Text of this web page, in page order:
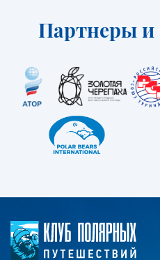
Партнеры и